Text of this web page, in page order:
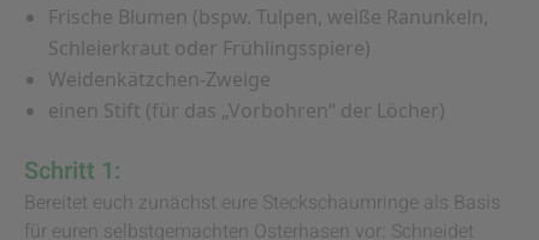
Frische Blumen (bspw. Tulpen, weiße Ranunkeln,
Schleierkraut oder Frühlingsspiere)
Weidenkätzchen-Zweige
einen Stift (für das „Vorbohren“ der Löcher)
Schritt 1:
Bereitet euch zunächst eure Steckschaumringe als Basis
für euren selbstgemachten Osterhasen vor: Schneidet